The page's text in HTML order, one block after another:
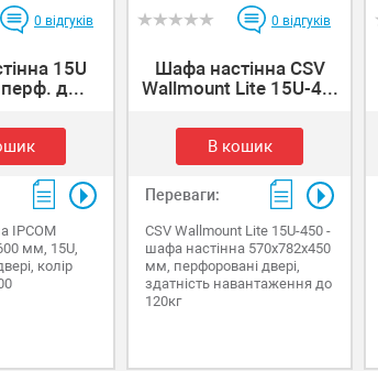
0 відгуків
15U
д...
IPCOM
мм, 15U,
колір
0 відгуків
Шафа настінна CSV
Wallmount Lite 15U-4...
В кошик
Переваги:
CSV Wallmount Lite 15U-450 -
шафа настінна 570х782х450
мм, перфоровані двері,
здатність навантаження до
120кг